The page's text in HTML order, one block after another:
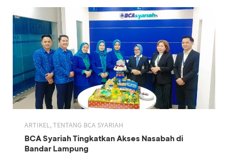
ARTIKEL, TENTANG BCA SYARIAH
BCA Syariah Tingkatkan Akses Nasabah di
Bandar Lampung